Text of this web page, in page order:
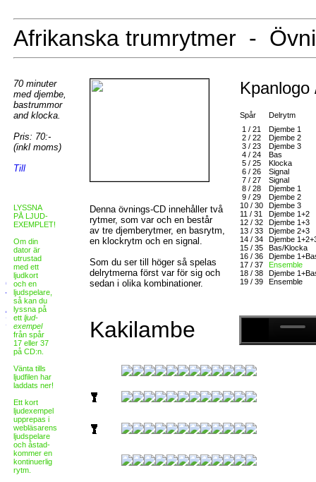
Afrikanska trumrytmer -
70 minuter
med djembe,
bastrummor
and klocka.
Pris: 70:-
(inkl moms)
LYSSNA
PÅ LJUD-
EXEMPLET!
Om din
dator är
utrustad
med ett
ljudkort
och en
ljudspelare,
så kan du
lyssna på
ett ljud-
exempel
från spår
17 eller 37
på CD:n.
Vänta tills
ljudfilen har
laddats ner!
Ett kort
ljudexempel
upprepas i
webläsarens
ljudspelare
och åstad-
kommer en
kontinuerlig
rytm.
Denna övnings-CD innehåller två
rytmer, som var och en består
av tre djemberytmer, en basrytm,
en klockrytm och en signal.
Som du ser till höger så spelas
delrytmerna först var för sig och
sedan i olika kombinationer.
Spår
Delrytm
1 / 21
2 / 22
3 / 23
4 / 24
5 / 25
6 / 26
7 / 27
8 / 28
9 / 29
10 / 30
11 / 31
12 / 32
13 / 33
14 / 34
15 / 35
16 / 36
17 / 37
18 / 38
19 / 39
Djembe 1
Djembe 2
Djembe 3
Bas
Klocka
Signal
Signal
Djembe 1
Djembe 2
Djembe 3
Djembe 1+2
Djembe 1+3
Djembe 2+3
Djembe
Bas/Klocka
Djembe
Ensemble
Djembe
Ensemble
Kakilambe